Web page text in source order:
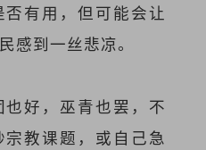
有用，但可能会让
感到一丝悲凉。
好，巫青也罢，不
教课题，或自己急